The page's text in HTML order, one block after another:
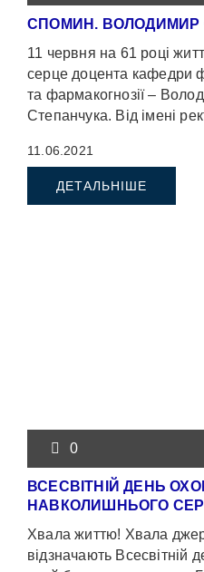
СПОМИН. ВОЛОДИМИР
11 червня на 61 році
серце доцента кафедри
та фармакогнозії –
Степанчука. Від імені
11.06.2021
ДЕТАЛЬНІШЕ
0
ВСЕСВІТНІЙ ДЕНЬ
НАВКОЛИШНЬОГО
Хвала життю! Хвала
відзначають Всесвітній